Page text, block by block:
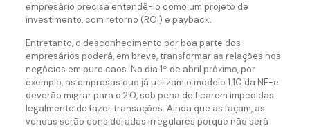
empresário precisa entendê-lo como um projeto de
investimento, com retorno (ROI) e payback.
Entretanto, o desconhecimento por boa parte dos
empresários poderá, em breve, transformar as relações nos
negócios em puro caos. No dia 1º de abril próximo, por
exemplo, as empresas que já utilizam o modelo 1.10 da NF-e
deverão migrar para o 2.0, sob pena de ficarem impedidas
legalmente de fazer transações. Ainda que as façam, as
vendas serão consideradas irregulares porque não será